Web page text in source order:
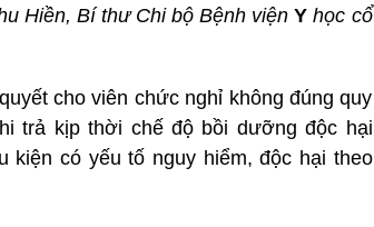
Hiền, Bí thư Chi bộ Bệnh việnYhọc cổ
cho viên chức nghỉ không đúng quy
trả kịp thời chế độ bồi dưỡng độc hại
kiện có yếu tố nguy hiểm, độc hại theo